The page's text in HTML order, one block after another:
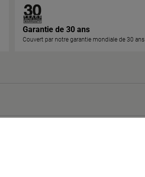
Garantie de 30 ans
Couvert par notre garantie mondiale de 30 ans